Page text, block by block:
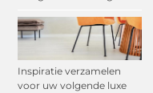
Inspiratie verzamelen
voor uw volgende luxe